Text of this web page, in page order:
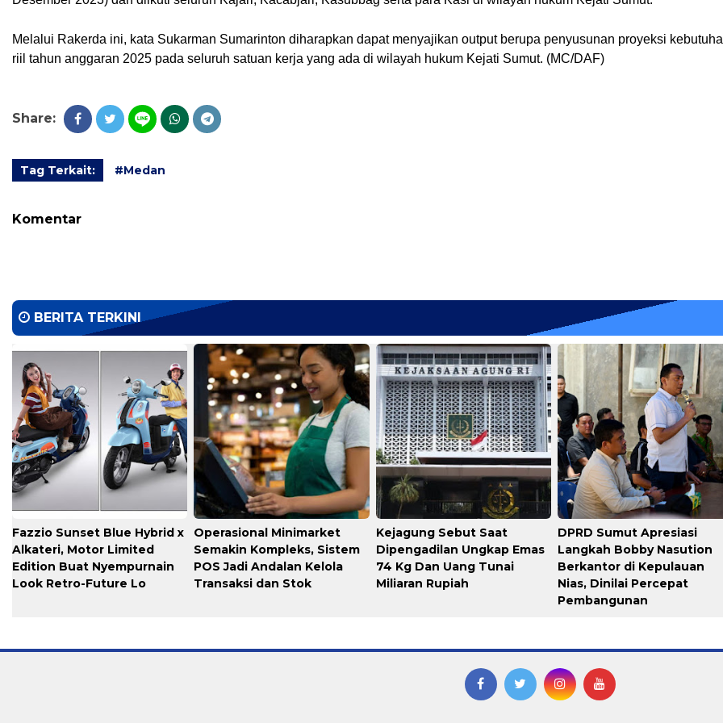
Melalui Rakerda ini, kata Sukarman Sumarinton diharapkan dapat menyajikan output berupa penyusunan proyeksi
riil tahun anggaran 2025 pada seluruh satuan kerja yang ada di wilayah hukum Kejati Sumut. (MC/DAF)
Share:
Tag Terkait: #Medan
Komentar
BERITA TERKINI
Fazzio Sunset Blue Hybrid x
Alkateri, Motor Limited
Edition Buat Nyempurnain
Look Retro-Future Lo
Operasional Minimarket
Semakin Kompleks, Sistem
POS Jadi Andalan Kelola
Transaksi dan Stok
Kejagung Sebut Saat
Dipengadilan Ungkap Emas
74 Kg Dan Uang Tunai
Miliaran Rupiah
DPRD Sumut Apresiasi
Langkah Bobby Nasution
Berkantor di Kepulauan
Nias, Dinilai Percepat
Pembangunan